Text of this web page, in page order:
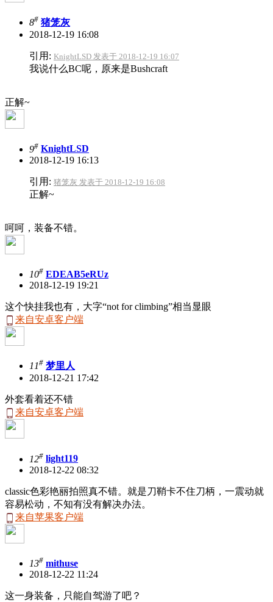
8# 猪笼灰
2018-12-19 16:08
引用: KnightLSD 发表于 2018-12-19 16:07
我说什么BC呢，原来是Bushcraft
正解~
9# KnightLSD
2018-12-19 16:13
引用: 猪笼灰 发表于 2018-12-19 16:08
正解~
呵呵，装备不错。
10# EDEAB5eRUz
2018-12-19 19:21
这个快挂我也有，大字“not for climbing”相当显眼
来自安卓客户端
11# 梦里人
2018-12-21 17:42
外套看着还不错
来自安卓客户端
12# light119
2018-12-22 08:32
classic色彩艳丽拍照真不错。就是刀鞘卡不住刀柄，一震动就
容易松动，不知有没有解决办法。
来自苹果客户端
13# mithuse
2018-12-22 11:24
这一身装备，只能自驾游了吧？